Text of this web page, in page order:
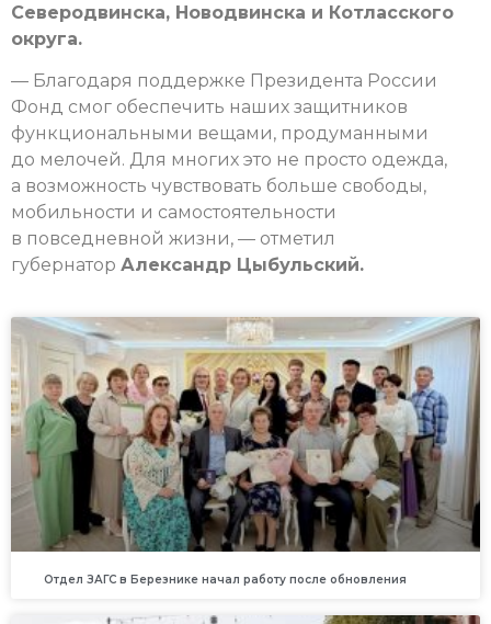
Северодвинска, Новодвинска и Котласского
округа.
— Благодаря поддержке Президента России
Фонд смог обеспечить наших защитников
функциональными вещами, продуманными
до мелочей. Для многих это не просто одежда,
а возможность чувствовать больше свободы,
мобильности и самостоятельности
в повседневной жизни, — отметил
губернатор Александр Цыбульский.
Отдел ЗАГС в Березнике начал работу после обновления